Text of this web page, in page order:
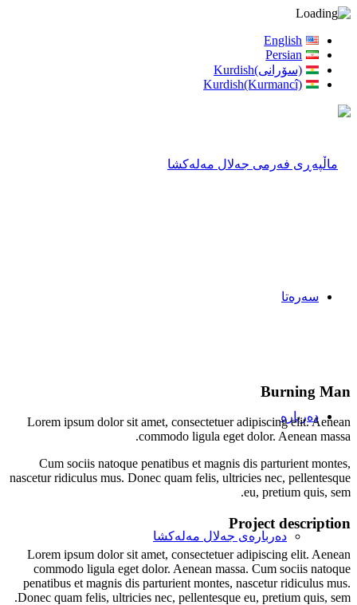
English
Persian
(سۆرانی)Kurdish
Kurdish(Kurmancî)
سەرەتا
دەربارە
دەربارەی جەلال مەلەکشا
Burning Man
Lorem ipsum dolor sit amet, consectetuer adipiscing elit. Aenean
commodo ligula eget dolor. Aenean massa.
Cum sociis natoque penatibus et magnis dis parturient montes,
nascetur ridiculus mus. Donec quam felis, ultricies nec, pellentesque
eu, pretium quis, sem.
Project description
Lorem ipsum dolor sit amet, consectetuer adipiscing elit. Aenean
commodo ligula eget dolor. Aenean massa. Cum sociis natoque
penatibus et magnis dis parturient montes, nascetur ridiculus mus.
Donec quam felis, ultricies nec, pellentesque eu, pretium quis, sem.